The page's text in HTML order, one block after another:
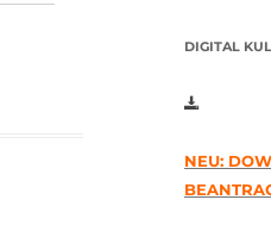
DIGITAL
NEU: